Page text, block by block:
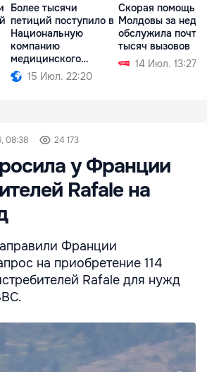
Более тысячи
петиций поступило в
Национальную
компанию
медицинского
страхования
15 Июл. 22:20
Скорая помощь
Молдовы за
обслужила почти
тысяч вызовов
14 Июл. 13:27
08:38 24 173
у Франции
Rafale на
Франции
на приобретение 114
Rafale для нужд